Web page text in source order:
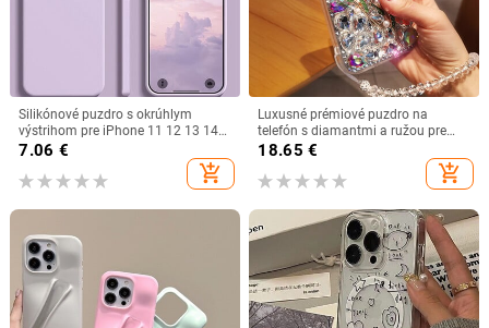
Silikónové puzdro s okrúhlym
výstrihom pre iPhone 11 12 13 14
15 16 Pro Mini XS Max X XR 15
Plus, ochranné puzdro s krycou
fóliou
7.06 €
add_shopping_cart
Luxusné prémiové puzdro na
telefón s diamantmi a ružou pre
iPhone 15 14 13 12 11 Pro Max,
luxusné puzdro na telefón pre
dievčatá s retiazkou na telefón
18.65 €
add_shopping_cart